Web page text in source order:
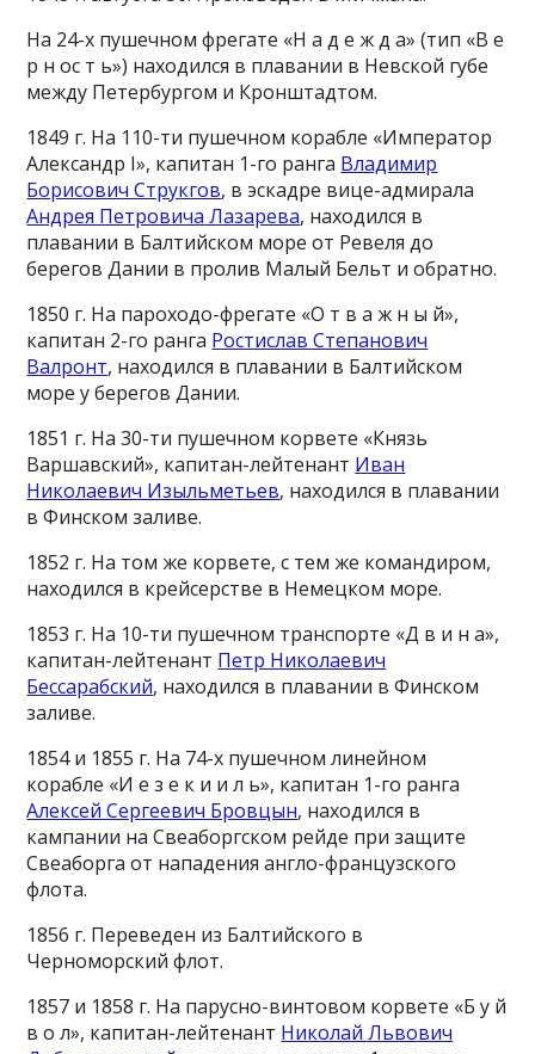
На 24-х пушечном фрегате «Н а д е ж д а» (тип «В е
р н ос т ь») находился в плавании в Невской губе
между Петербургом и Кронштадтом.
1849 г. На 110-ти пушечном корабле «Император
Александр I», капитан 1-го ранга Владимир
Борисович Струкгов, в эскадре вице-адмирала
Андрея Петровича Лазарева, находился в
плавании в Балтийском море от Ревеля до
берегов Дании в пролив Малый Бельт и обратно.
1850 г. На пароходо-фрегате «О т в а ж н ы й»,
капитан 2-го ранга Ростислав Степанович
Валронт, находился в плавании в Балтийском
море у берегов Дании.
1851 г. На 30-ти пушечном корвете «Князь
Варшавский», капитан-лейтенант Иван
Николаевич Изыльметьев, находился в плавании
в Финском заливе.
1852 г. На том же корвете, с тем же командиром,
находился в крейсерстве в Немецком море.
1853 г. На 10-ти пушечном транспорте «Д в и н а»,
капитан-лейтенант Петр Николаевич
Бессарабский, находился в плавании в Финском
заливе.
1854 и 1855 г. На 74-х пушечном линейном
корабле «И е з е к и и л ь», капитан 1-го ранга
Алексей Сергеевич Бровцын, находился в
кампании на Свеаборгском рейде при защите
Свеаборга от нападения англо-французского
флота.
1856 г. Переведен из Балтийского в
Черноморский флот.
1857 и 1858 г. На парусно-винтовом корвете «Б у й
в о л», капитан-лейтенант Николай Львович